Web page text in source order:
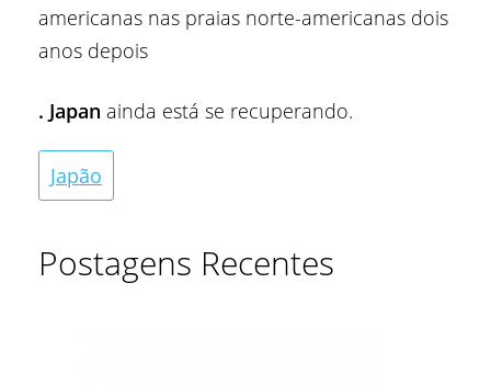
americanas nas praias norte-americanas dois
anos depois
. Japan ainda está se recuperando.
Japão
Postagens Recentes